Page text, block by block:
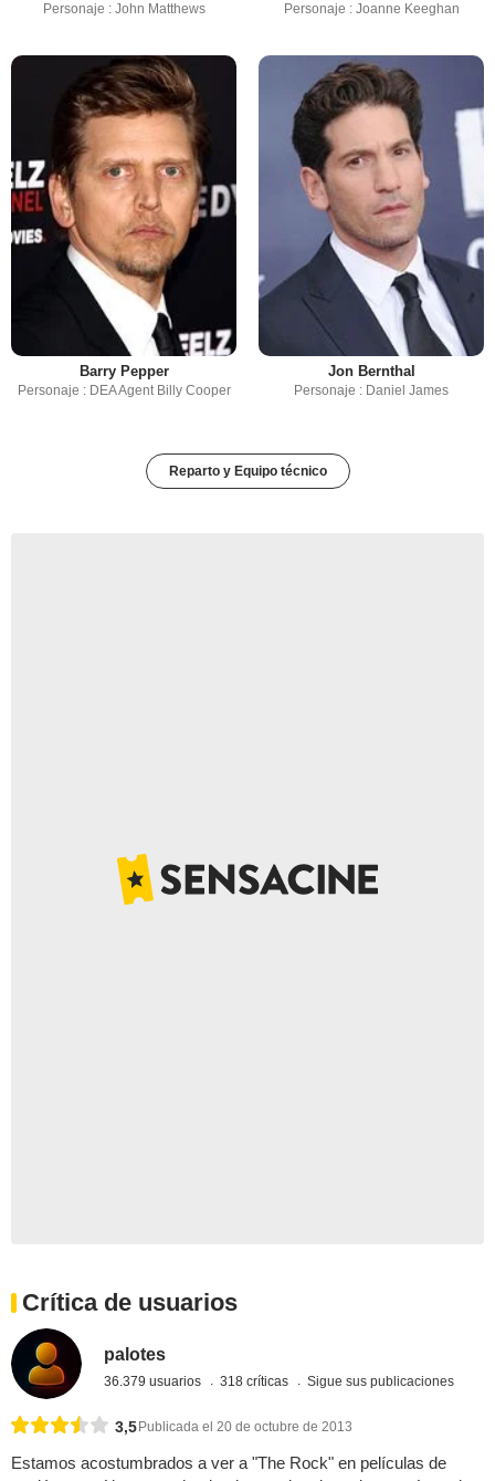
Personaje : John Matthews Personaje : Joanne Keeghan
Barry Pepper
Personaje : DEA Agent Billy Cooper
Jon Bernthal
Personaje : Daniel James
Reparto y Equipo técnico
Crítica de usuarios
palotes
36.379 usuarios 318 críticas Sigue sus publicaciones
3,5 Publicada el 20 de octubre de 2013
Estamos acostumbrados a ver a "The Rock" en películas de